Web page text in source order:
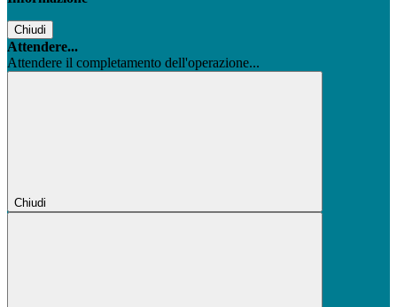
Chiudi
Attendere...
Attendere il completamento dell'operazione...
Chiudi